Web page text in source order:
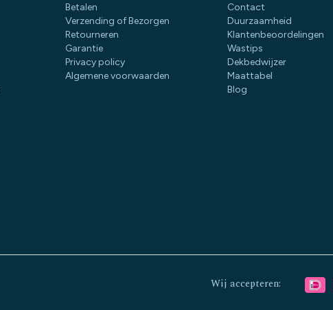
Betalen
Verzending of Bezorgen
Retourneren
Garantie
Privacy policy
Algemene voorwaarden
Contact
Duurzaamheid
Klantenbeoordelingen
Wastips
Dekbedwijzer
Maattabel
Blog
Wij accepteren: